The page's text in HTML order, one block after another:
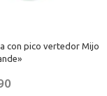
con pico vertedor Mijo